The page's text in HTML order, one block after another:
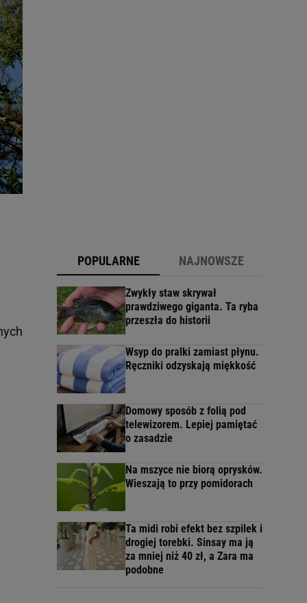
POPULARNE NAJNOWSZE
Zwykły staw skrywał
prawdziwego giganta. Ta ryba
przeszła do historii
Wsyp do pralki zamiast płynu.
Ręczniki odzyskają miękkość
Domowy sposób z folią pod
telewizorem. Lepiej pamiętać
o zasadzie
Na mszyce nie biorą oprysków.
Wieszają to przy pomidorach
Ta midi robi efekt bez szpilek i
drogiej torebki. Sinsay ma ją
za mniej niż 40 zł, a Zara ma
podobne